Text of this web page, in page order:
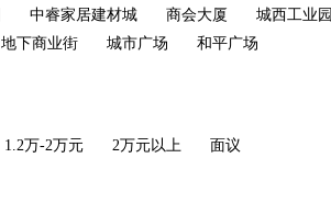
中睿家居建材城 商会大厦
城西工业园
地下商业街 城市广场 和平广场
1.2万-2万元 2万元以上 面议